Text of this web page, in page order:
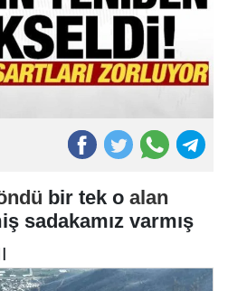
bir tek o alan
sadakamız varmış